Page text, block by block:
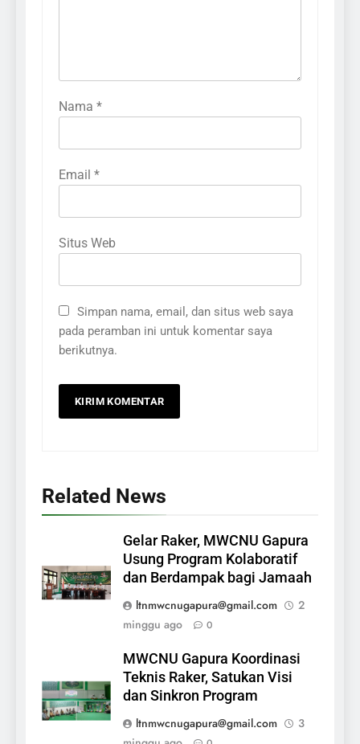
Nama *
Email *
Situs Web
Simpan nama, email, dan situs web saya
pada peramban ini untuk komentar saya
berikutnya.
Related News
Gelar Raker, MWCNU Gapura
Usung Program Kolaboratif
dan Berdampak bagi Jamaah
ltnmwcnugapura@gmail.com
2
minggu ago
0
MWCNU Gapura Koordinasi
Teknis Raker, Satukan Visi
dan Sinkron Program
ltnmwcnugapura@gmail.com
3